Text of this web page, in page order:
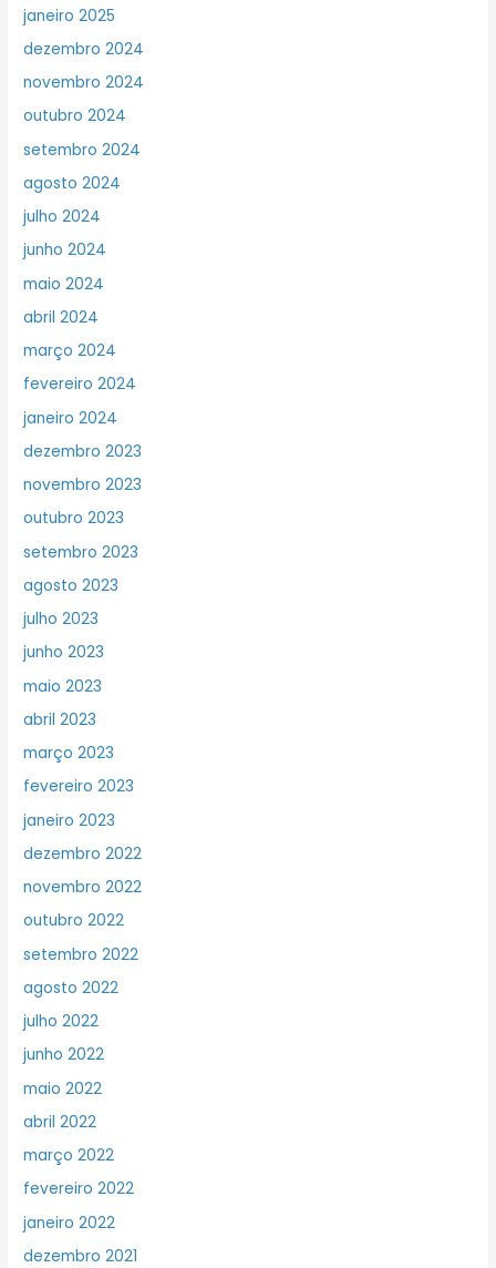
janeiro 2025
dezembro 2024
novembro 2024
outubro 2024
setembro 2024
agosto 2024
julho 2024
junho 2024
maio 2024
abril 2024
março 2024
fevereiro 2024
janeiro 2024
dezembro 2023
novembro 2023
outubro 2023
setembro 2023
agosto 2023
julho 2023
junho 2023
maio 2023
abril 2023
março 2023
fevereiro 2023
janeiro 2023
dezembro 2022
novembro 2022
outubro 2022
setembro 2022
agosto 2022
julho 2022
junho 2022
maio 2022
abril 2022
março 2022
fevereiro 2022
janeiro 2022
dezembro 2021